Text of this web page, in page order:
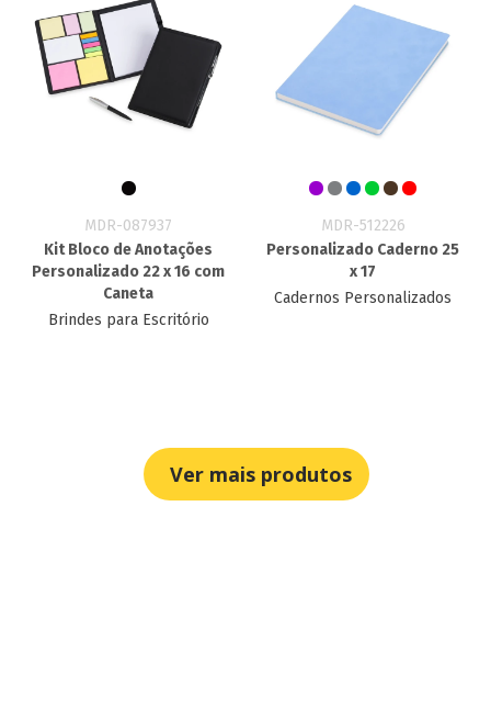
MDR-087937
Kit Bloco de Anotações
Personalizado 22 x 16 com
Caneta
Brindes para Escritório
MDR-512226
Personalizado Caderno​ 25
x 17
Cadernos Personalizados
Ver mais produtos